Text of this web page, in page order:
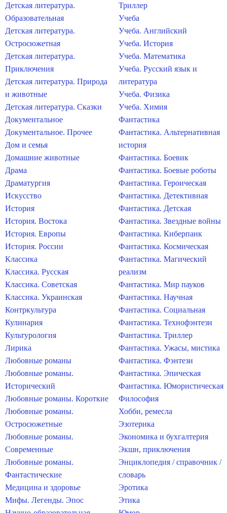
Детская литература.
Образовательная
Детская литература.
Остросюжетная
Детская литература.
Приключения
Детская литература. Природа
и животные
Детская литература. Сказки
Документальное
Документальное. Прочее
Дом и семья
Домашние животные
Драма
Драматургия
Искусство
История
История. Востока
История. Европы
История. России
Классика
Классика. Русская
Классика. Советская
Классика. Украинская
Контркультура
Кулинария
Культурология
Лирика
Любовные романы
Любовные романы.
Исторический
Любовные романы. Короткие
Любовные романы.
Остросюжетные
Любовные романы.
Современные
Любовные романы.
Фантастические
Медицина и здоровье
Мифы. Легенды. Эпос
Триллер
Учеба
Учеба. Английский
Учеба. История
Учеба. Математика
Учеба. Русский язык и
литература
Учеба. Физика
Учеба. Химия
Фантастика
Фантастика. Альтернативная
история
Фантастика. Боевик
Фантастика. Боевые роботы
Фантастика. Героическая
Фантастика. Детективная
Фантастика. Детская
Фантастика. Звездные войны
Фантастика. Киберпанк
Фантастика. Космическая
Фантастика. Магический
реализм
Фантастика. Мир пауков
Фантастика. Научная
Фантастика. Социальная
Фантастика. Технофэнтези
Фантастика. Триллер
Фантастика. Ужасы, мистика
Фантастика. Фэнтези
Фантастика. Эпическая
Фантастика. Юмористическая
Философия
Хобби, ремесла
Эзотерика
Экономика и бухгалтерия
Экшн, приключения
Энциклопедия / справочник /
словарь
Эротика
Этика